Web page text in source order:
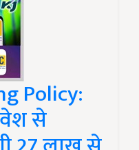
Policy:
से